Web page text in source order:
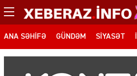
ANA SƏHIFƏ GÜNDƏM SIYASƏT